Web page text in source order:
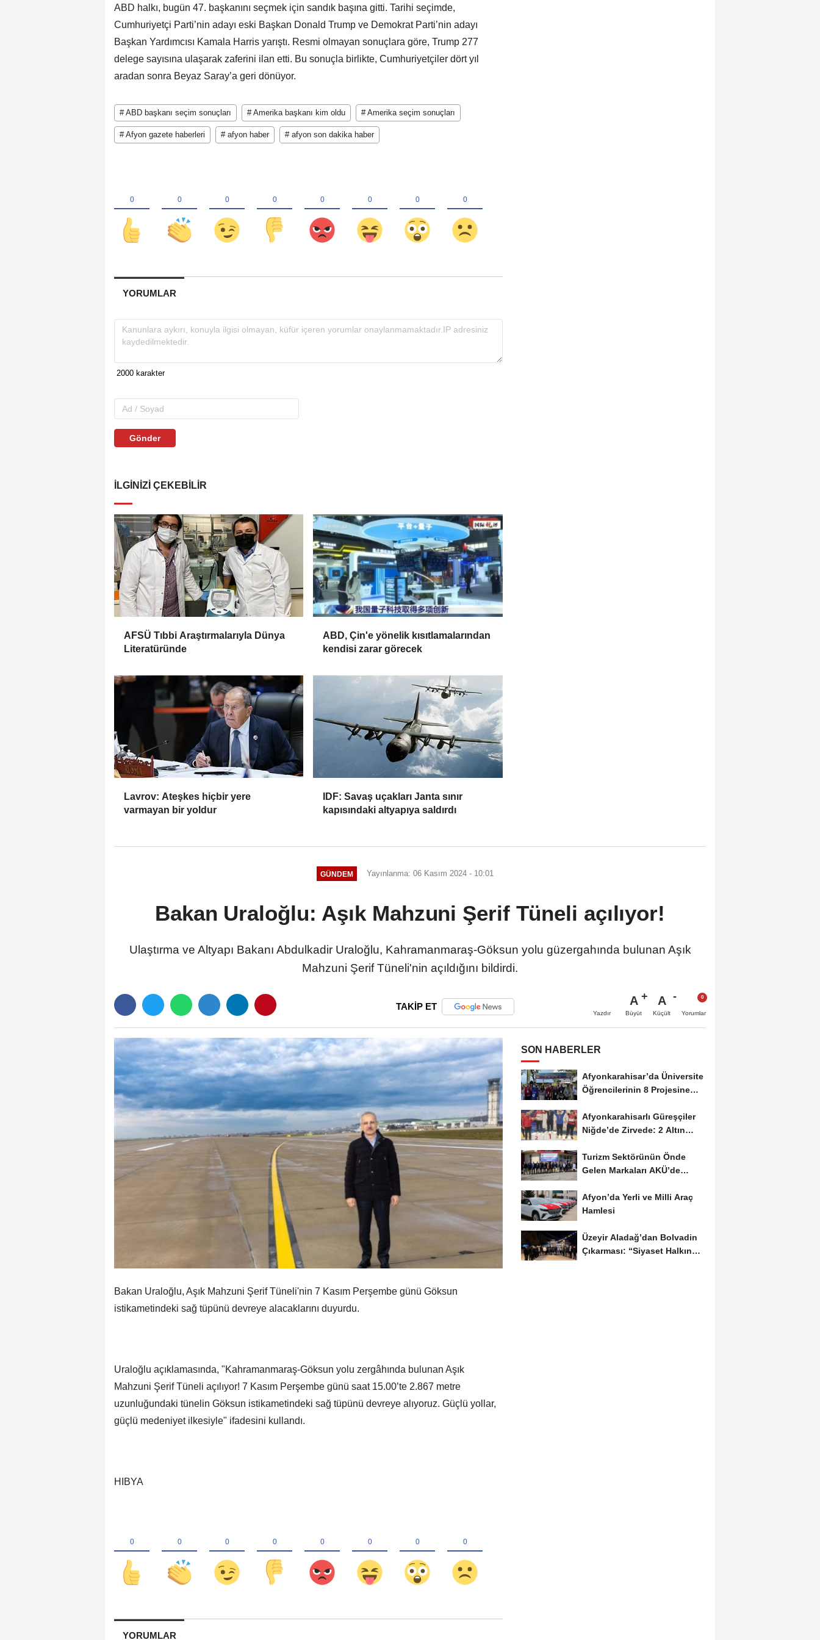
ABD halkı, bugün 47. başkanını seçmek için sandık başına gitti. Tarihi seçimde,
Cumhuriyetçi Parti’nin adayı eski Başkan Donald Trump ve Demokrat Parti’nin adayı
Başkan Yardımcısı Kamala Harris yarıştı. Resmi olmayan sonuçlara göre, Trump 277
delege sayısına ulaşarak zaferini ilan etti. Bu sonuçla birlikte, Cumhuriyetçiler dört yıl
aradan sonra Beyaz Saray’a geri dönüyor.
# ABD başkanı seçim sonuçları # Amerika başkanı kim oldu # Amerika seçim sonuçları
# Afyon gazete haberleri # afyon haber # afyon son dakika haber
YORUMLAR
Gönder
İLGINIZI ÇEKEBILIR
AFSÜ Tıbbi Araştırmalarıyla Dünya
Literatüründe
ABD, Çin'e yönelik kısıtlamalarından
kendisi zarar görecek
Lavrov: Ateşkes hiçbir yere
varmayan bir yoldur
IDF: Savaş uçakları Janta sınır
kapısındaki altyapıya saldırdı
GÜNDEM Yayınlanma: 06 Kasım 2024 - 10:01
Bakan Uraloğlu: Aşık Mahzuni Şerif Tüneli açılıyor!
Ulaştırma ve Altyapı Bakanı Abdulkadir Uraloğlu, Kahramanmaraş-Göksun yolu güzergahında bulunan Aşık
Mahzuni Şerif Tüneli'nin açıldığını bildirdi.
TAKİP ET
Yazdır
A
Büyüt
A
Küçült Yorumlar
Bakan Uraloğlu, Aşık Mahzuni Şerif Tüneli'nin 7 Kasım Perşembe günü Göksun
istikametindeki sağ tüpünü devreye alacaklarını duyurdu.
Uraloğlu açıklamasında, "Kahramanmaraş-Göksun yolu zergâhında bulunan Aşık
Mahzuni Şerif Tüneli açılıyor! 7 Kasım Perşembe günü saat 15.00’te 2.867 metre
uzunluğundaki tünelin Göksun istikametindeki sağ tüpünü devreye alıyoruz. Güçlü yollar,
güçlü medeniyet ilkesiyle" ifadesini kullandı.
HIBYA
YORUMLAR
SON HABERLER
Afyonkarahisar’da Üniversite
Öğrencilerinin 8 Projesine
Afyonkarahisarlı Güreşçiler
Niğde’de Zirvede: 2 Altın
Turizm Sektörünün Önde
Gelen Markaları AKÜ’de
Afyon’da Yerli ve Milli Araç
Hamlesi
Üzeyir Aladağ’dan Bolvadin
Çıkarması: “Siyaset Halkın